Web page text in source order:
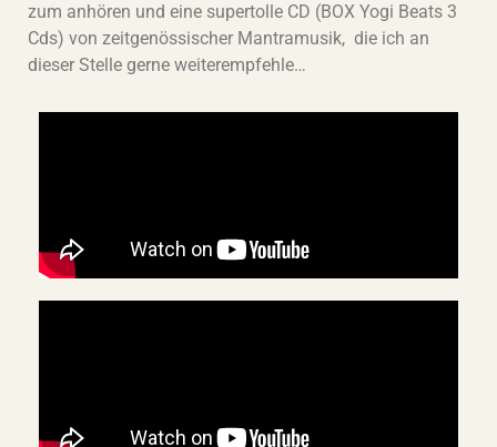
zum anhören und eine supertolle CD (BOX Yogi Beats 3
Cds) von zeitgenössischer Mantramusik, die ich an
dieser Stelle gerne weiterempfehle…